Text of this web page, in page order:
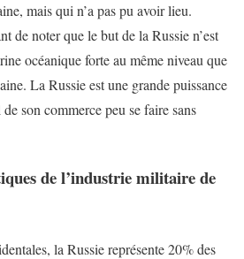
mais qui n’a pas pu avoir lieu.
de noter que le but de la Russie n’est
océanique forte au même niveau que
La Russie est une grande puissance
son commerce peu se faire sans
de l’industrie militaire de
la Russie représente 20% des